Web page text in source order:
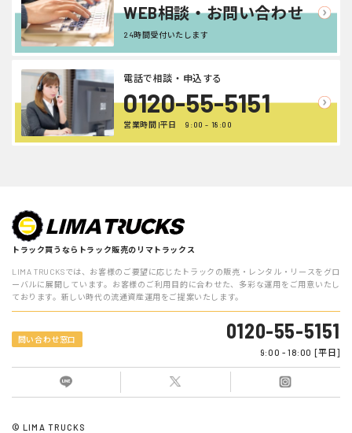
WEB相談・お問い合わせ
24時間受付いたします
0120-55-5151
電話で相談・申込する
営業時間 |平日 9:00 - 18:00
トラック買うならトラック販売のリマトラックス
LIMA TRUCKSでは、お客様のご要望に応じたトラックの販売・レンタル・リースをグロ
ーバルに展開しています。お客様のご利用目的に合わせた、多彩な運用をご用意いたし
ております。新しい時代の流通資産運用をご提案いたします。
問い合わせ窓口 0120-55-5151
9:00 - 18:00 [平日]
© LIMA TRUCKS